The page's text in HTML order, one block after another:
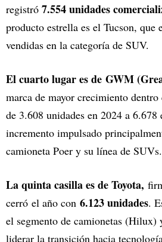
registró 7.554 unidades
producto estrella es el Tucson, que
vendidas en la categoría de SUV.
El cuarto lugar es de GWM
marca de mayor crecimiento dentro
de 3.608 unidades en 2024 a 6.678
incremento impulsado
camioneta Poer y su línea de SUVs.
La quinta casilla es de Toyota,
cerró el año con 6.123 unidades.
el segmento de camionetas (Hilux)
liderar la transición hacia